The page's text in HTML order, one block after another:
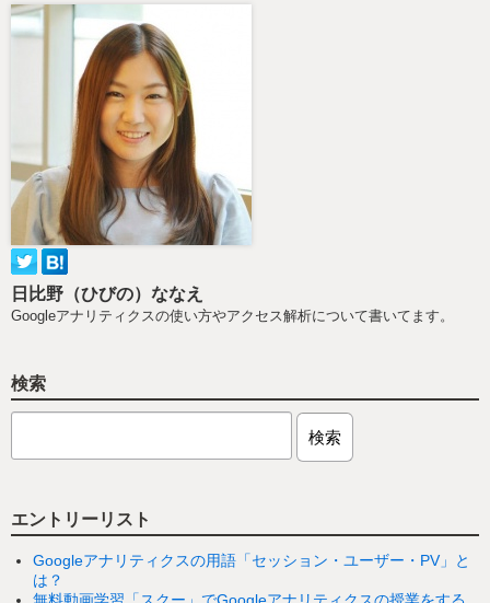
日比野（ひびの）ななえ
Googleアナリティクスの使い方やアクセス解析について書いてます。
検索
エントリーリスト
Googleアナリティクスの用語「セッション・ユーザー・PV」と
は？